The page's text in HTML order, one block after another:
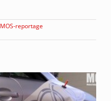
MOS-reportage